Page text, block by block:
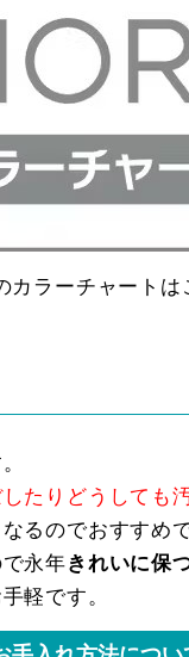
カラーチャートは
たりどうしても
るのでおすすめで
永年きれいに保
軽です。